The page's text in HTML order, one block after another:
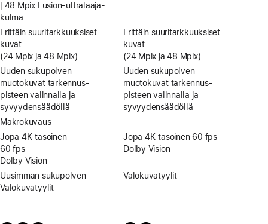
| 48 Mpix Fusion-ultra­laaja­
kulma
Erittäin suuri­­tarkkuuksiset
kuvat
(24 Mpix ja 48 Mpix)
Uuden sukupolven
muotokuvat tarkennus­
pisteen valinnalla ja
syvyyden­säädöllä
Makrokuvaus
Jopa 4K-tasoinen
60 fps
Dolby Vision
Uusimman sukupolven
Valokuva­tyylit
Erittäin suuri­­tarkkuuksiset
kuvat
(24 Mpix ja 48 Mpix)
Uuden sukupolven
muotokuvat tarkennus­
pisteen valinnalla ja
syvyyden­säädöllä
—Ei
makrokuvausta
Jopa 4K-tasoinen 60 fps
Dolby Vision
Valokuvatyylit